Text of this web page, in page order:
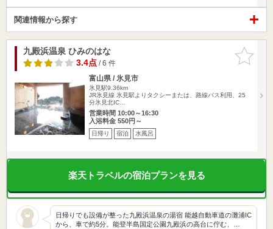
関連情報から探す
お気に入
りに追加
九殿浜温泉 ひみのはな
3.4点/ 6 件
富山県 / 氷見市
氷見駅9.36km
JR氷見線 氷見駅よりタクシーまたは、路線バス利用、25
分氷見北IC…
営業時間 10:00～16:30
入浴料金 550円～
日帰り 宿泊 水風呂
楽天トラベルの宿泊プランを見る
日帰りでも設備が整った九殿浜温泉の湯宿 能越自動車道の灘浦IC
から、車で約5分。能登半島国定公園九殿浜の高台に佇む、…